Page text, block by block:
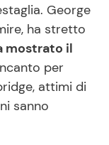
George
ha stretto
mostrato il
per
attimi di
sanno